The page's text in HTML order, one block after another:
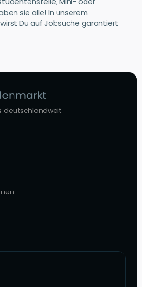
sie alle! In unserem
wirst Du auf Jobsuche garantiert
deutschlandweit